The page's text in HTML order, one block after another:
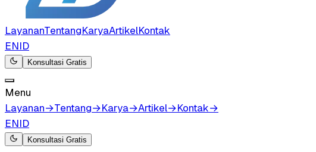
LayananTentangKaryaArtikelKontak
ENID
Konsultasi Gratis
Menu
Layanan→Tentang→Karya→Artikel→Kontak→
ENID
Konsultasi Gratis